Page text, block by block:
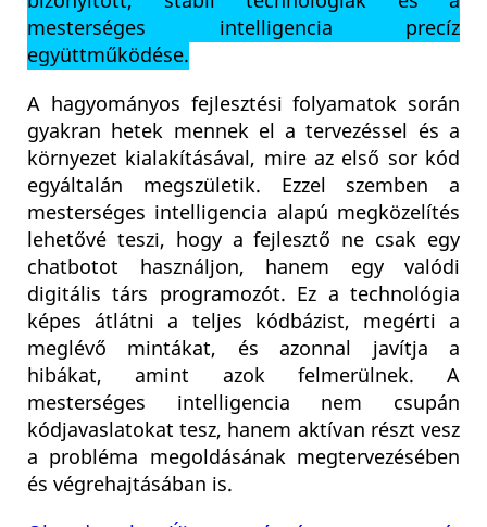
mesterséges intelligencia precíz
együttműködése.
A hagyományos fejlesztési folyamatok során
gyakran hetek mennek el a tervezéssel és a
környezet kialakításával, mire az első sor kód
egyáltalán megszületik. Ezzel szemben a
mesterséges intelligencia alapú megközelítés
lehetővé teszi, hogy a fejlesztő ne csak egy
chatbotot használjon, hanem egy valódi
digitális társ programozót. Ez a technológia
képes átlátni a teljes kódbázist, megérti a
meglévő mintákat, és azonnal javítja a
hibákat, amint azok felmerülnek. A
mesterséges intelligencia nem csupán
kódjavaslatokat tesz, hanem aktívan részt vesz
a probléma megoldásának megtervezésében
és végrehajtásában is.